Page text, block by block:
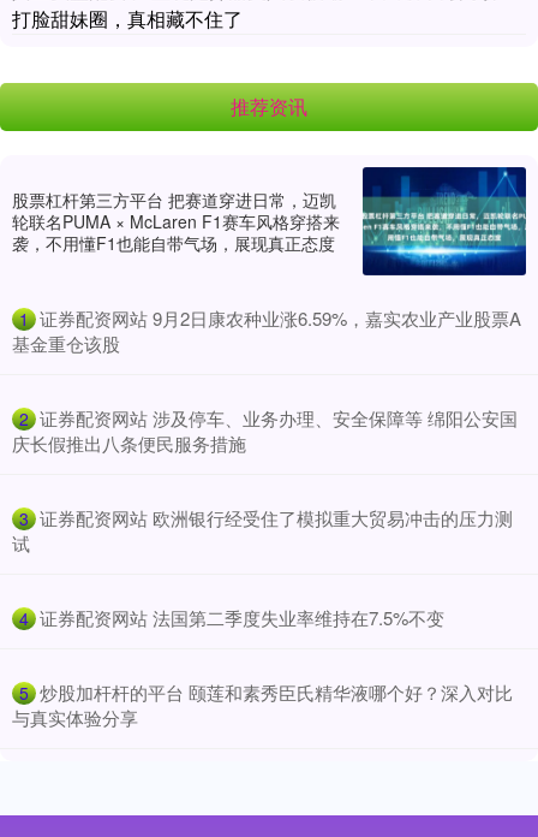
打脸甜妹圈，真相藏不住了
推荐资讯
股票杠杆第三方平台 把赛道穿进日常，迈凯
轮联名PUMA × McLaren F1赛车风格穿搭来
袭，不用懂F1也能自带气场，展现真正态度
1 ​证券配资网站 9月2日康农种业涨6.59%，嘉实农业产业股票A
基金重仓该股
2 ​证券配资网站 涉及停车、业务办理、安全保障等 绵阳公安国
庆长假推出八条便民服务措施
3 ​证券配资网站 欧洲银行经受住了模拟重大贸易冲击的压力测
试
4 ​证券配资网站 法国第二季度失业率维持在7.5%不变
5 ​炒股加杆杆的平台 颐莲和素秀臣氏精华液哪个好？深入对比
与真实体验分享